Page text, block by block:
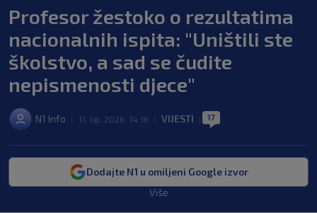
Profesor žestoko o rezultatima
nacionalnih ispita: "Uništili ste
školstvo, a sad se čudite
nepismenosti djece"
N1 Info 11. lip. 2026. 14:16 VIJESTI 17
Dodajte N1 u omiljeni Google izvor
Više